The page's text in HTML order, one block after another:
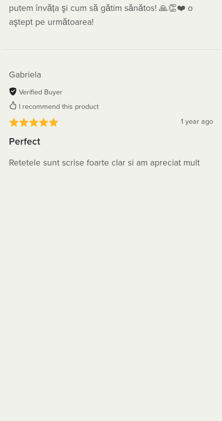
putem învăța şi cum să gătim sănătos! 🙏👏❤️ o
aştept pe următoarea!
Gabriela
Verified Buyer
I recommend this product
1 year ago
Perfect
Retetele sunt scrise foarte clar si am apreciat mult